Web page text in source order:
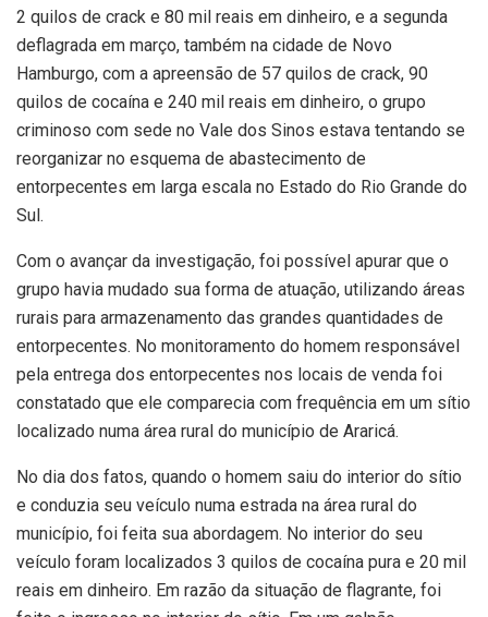
2 quilos de crack e 80 mil reais em dinheiro, e a segunda
deflagrada em março, também na cidade de Novo
Hamburgo, com a apreensão de 57 quilos de crack, 90
quilos de cocaína e 240 mil reais em dinheiro, o grupo
criminoso com sede no Vale dos Sinos estava tentando se
reorganizar no esquema de abastecimento de
entorpecentes em larga escala no Estado do Rio Grande do
Sul.
Com o avançar da investigação, foi possível apurar que o
grupo havia mudado sua forma de atuação, utilizando áreas
rurais para armazenamento das grandes quantidades de
entorpecentes. No monitoramento do homem responsável
pela entrega dos entorpecentes nos locais de venda foi
constatado que ele comparecia com frequência em um sítio
localizado numa área rural do município de Araricá.
No dia dos fatos, quando o homem saiu do interior do sítio
e conduzia seu veículo numa estrada na área rural do
município, foi feita sua abordagem. No interior do seu
veículo foram localizados 3 quilos de cocaína pura e 20 mil
reais em dinheiro. Em razão da situação de flagrante, foi